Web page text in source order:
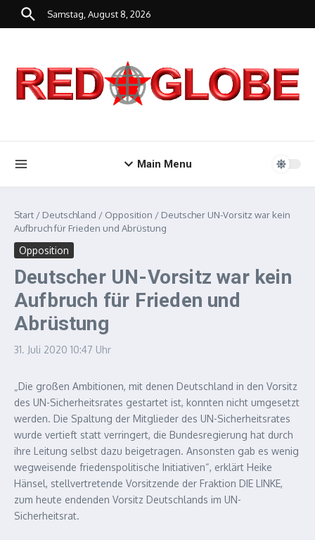
Zum Inhalt springen
Samstag, August 8, 2026
Main Menu
Start / Deutschland / Opposition / Deutscher UN-Vorsitz war kein
Aufbruch für Frieden und Abrüstung
Opposition
Deutscher UN-Vorsitz war kein
Aufbruch für Frieden und
Abrüstung
31. Juli 2020 10:47 Uhr
„Die großen Ambitionen, mit denen Deutschland in den Vorsitz
des UN-Sicherheitsrates gestartet ist, konnten nicht umgesetzt
werden. Die Spaltung der Mitglieder des UN-Sicherheitsrates
wurde vertieft statt verringert, die Bundesregierung hat durch
ihre Leitung selbst dazu beigetragen. Ansonsten gab es wenig
wegweisende friedenspolitische Initiativen“, erklärt Heike
Hänsel, stellvertretende Vorsitzende der Fraktion DIE LINKE,
zum heute endenden Vorsitz Deutschlands im UN-
Sicherheitsrat.